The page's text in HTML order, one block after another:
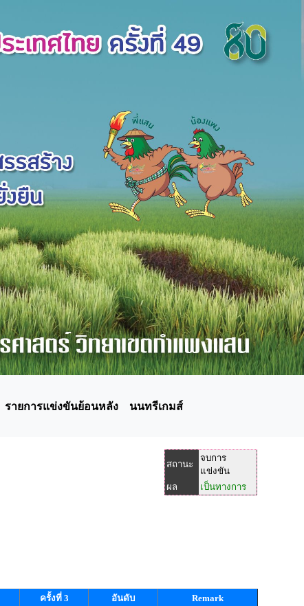
รายการแข่งขันย้อนหลัง นนทรีเกมส์
สถานะ
จบการ
แข่งขัน
ผล
เป็นทางการ
ครั้งที่ 3 อันดับ
Remark